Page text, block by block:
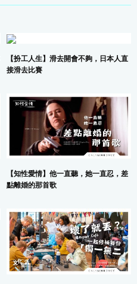
【扮工人生】滑去開會不夠，日本人直
接滑去比賽
【知性愛情】他一直聽，她一直忍，差
點離婚的那首歌